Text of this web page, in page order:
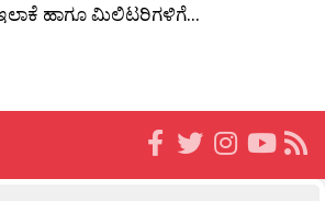
ಹಾಗೂ ಮಿಲಿಟರಿಗಳಿಗೆ...